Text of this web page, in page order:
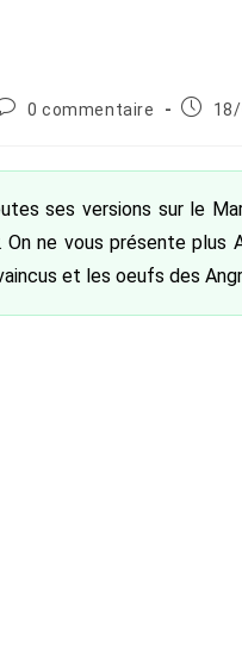
:
0 commentaire
ses versions sur le
On ne vous présente plus
et les oeufs des